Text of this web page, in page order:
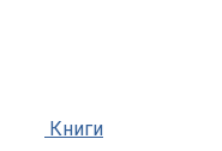
Книги